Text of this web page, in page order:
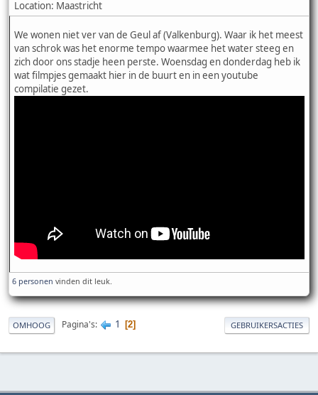
Location: Maastricht
We wonen niet ver van de Geul af (Valkenburg). Waar ik het meest
van schrok was het enorme tempo waarmee het water steeg en
zich door ons stadje heen perste. Woensdag en donderdag heb ik
wat filmpjes gemaakt hier in de buurt en in een youtube
compilatie gezet.
6 personen vinden dit leuk.
OMHOOG Pagina's 1 2 GEBRUIKERSACTIES